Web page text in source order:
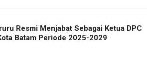
Resmi Menjabat Sebagai Ketua DPC
Batam Periode 2025-2029